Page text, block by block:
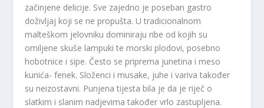
začinjene delicije. Sve zajedno je poseban gastro
doživljaj koji se ne propušta. U tradicionalnom
malteškom jelovniku dominiraju ribe od kojih su
omiljene skuše lampuki te morski plodovi, posebno
hobotnice i sipe. Često se priprema junetina i meso
kunića- fenek. Složenci i musake, juhe i variva također
su neizostavni. Punjena tijesta bila je da je riječ o
slatkim i slanim nadjevima također vrlo zastupljena.